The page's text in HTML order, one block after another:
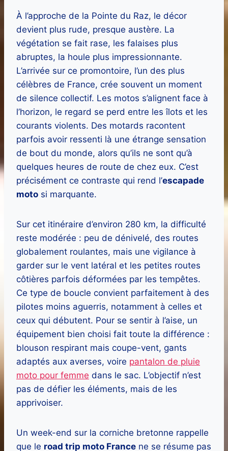
À l’approche de la Pointe du Raz, le décor
devient plus rude, presque austère. La
végétation se fait rase, les falaises plus
abruptes, la houle plus impressionnante.
L’arrivée sur ce promontoire, l’un des plus
célèbres de France, crée souvent un moment
de silence collectif. Les motos s’alignent face à
l’horizon, le regard se perd entre les îlots et les
courants violents. Des motards racontent
parfois avoir ressenti là une étrange sensation
de bout du monde, alors qu’ils ne sont qu’à
quelques heures de route de chez eux. C’est
précisément ce contraste qui rend l’escapade
moto si marquante.
Sur cet itinéraire d’environ 280 km, la difficulté
reste modérée : peu de dénivelé, des routes
globalement roulantes, mais une vigilance à
garder sur le vent latéral et les petites routes
côtières parfois déformées par les tempêtes.
Ce type de boucle convient parfaitement à des
pilotes moins aguerris, notamment à celles et
ceux qui débutent. Pour se sentir à l’aise, un
équipement bien choisi fait toute la différence :
blouson respirant mais coupe-vent, gants
adaptés aux averses, voire pantalon de pluie
moto pour femme dans le sac. L’objectif n’est
pas de défier les éléments, mais de les
apprivoiser.
Un week-end sur la corniche bretonne rappelle
que le road trip moto France ne se résume pas